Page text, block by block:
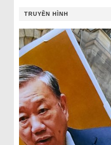
TRUYỀN HÌNH